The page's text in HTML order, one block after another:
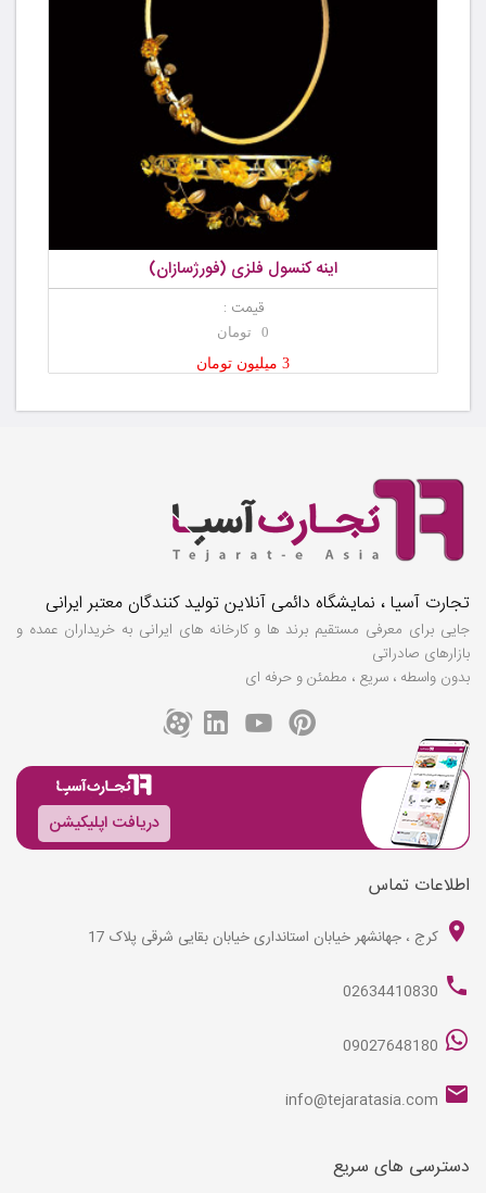
اینه کنسول فلزی (فورژسازان)
قیمت :
0 تومان
3 میلیون تومان
تجارت آسیا ، نمایشگاه دائمی آنلاین تولید کنندگان معتبر ایرانی
جایی برای معرفی مستقیم برند ها و کارخانه های ایرانی به خریداران عمده و
بازارهای صادراتی
بدون واسطه ، سریع ، مطمئن و حرفه ای
دریافت اپلیکیشن
اطلاعات تماس
کرج ، جهانشهر خیابان استانداری خیابان بقایی شرقی پلاک 17
02634410830
09027648180
info@tejaratasia.com
دسترسی های سریع